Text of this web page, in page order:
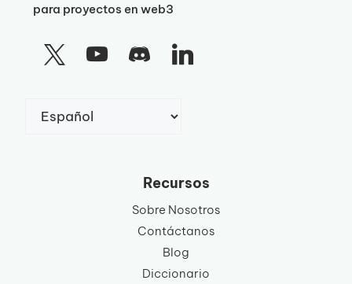
para proyectos en web3
Recursos
Sobre Nosotros
Contáctanos
Blog
Diccionario